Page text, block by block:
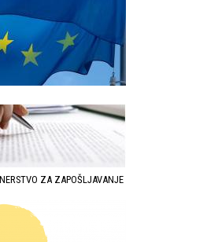
ZA ZAPOŠLJAVANJE